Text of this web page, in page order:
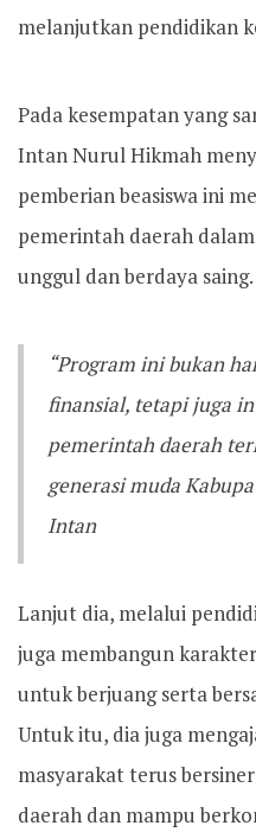
melanjutkan pendidikan
Pada kesempatan yang
Intan Nurul Hikmah
pemberian beasiswa ini
pemerintah daerah
unggul dan berdaya saing.
“Program ini bukan
finansial, tetapi juga
pemerintah daerah
generasi muda
Intan
Lanjut dia, melalui
juga membangun
untuk berjuang serta
Untuk itu, dia juga
masyarakat terus
daerah dan mampu